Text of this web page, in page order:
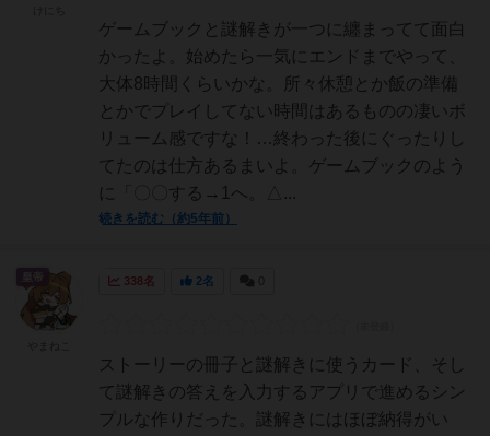
ゲームブックと謎解きが一つに纏まってて面白
かったよ。始めたら一気にエンドまでやって、
大体8時間くらいかな。所々休憩とか飯の準備
とかでプレイしてない時間はあるものの凄いボ
リューム感ですな！…終わった後にぐったりし
てたのは仕方あるまいよ。ゲームブックのよう
に「〇〇する→1へ。△...
続きを読む（約5年前）
338名 2名
ストーリーの冊子と謎解きに使うカード、そし
て謎解きの答えを入力するアプリで進めるシン
プルな作りだった。謎解きにはほぼ納得がい